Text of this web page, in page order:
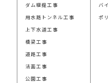
ダム堰提工事
用水路トンネル工事
上下水道工事
橋梁工事
道路工事
法面工事
公園工事
バ
ポ